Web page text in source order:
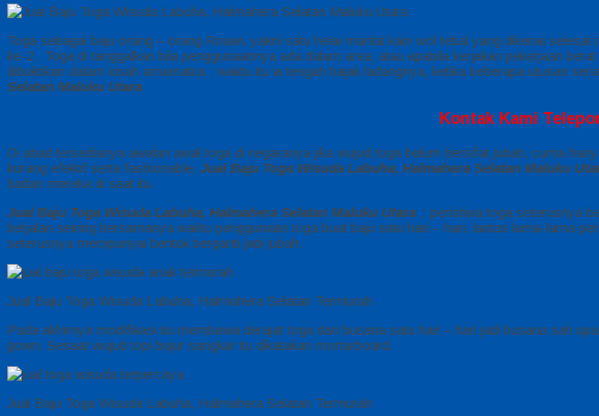
Toga sebagai baju orang – orang Roawi, yakni satu helai mantal kain wol tebal yang dikenai
ke-2 . Toga di tanggalkan bila penggunaannya ada dalam area, atau apabila kerjakan pekerjaan
dibuktikan dalam kisah arnarnatus ; waktu itu ia tengah bajak ladangnya, ketika beberapa utusan
Selatan Maluku Utara
Kontak Kami
Di abad tersedianya awalan awal toga di negaranya jika wujud toga belum bersifat jubah, cuma
kurang efektif serta fashionable, Jual Baju Toga Wisuda Labuha, Halmahera Selatan Maluku
badan mereka di saat itu.
Jual Baju Toga Wisuda Labuha, Halmahera Selatan Maluku Utara :: peristiwa toga seterusnya
berjalan seiring bersamanya waktu penggunaan toga buat baju satu hari – hari, lantas lama-lama
seterusnya mempunyai bentuk berganti jadi jubah.
Jual Baju Toga Wisuda Labuha, Halmahera Selatan Termurah
Pada akhirnya modifikasi itu membawa derajat toga dari busana satu hari – hari jadi busana sah
gown. Sesaat wujud topi bujur sangkar itu dikatakan mortarboard.
Jual Baju Toga Wisuda Labuha, Halmahera Selatan Termurah